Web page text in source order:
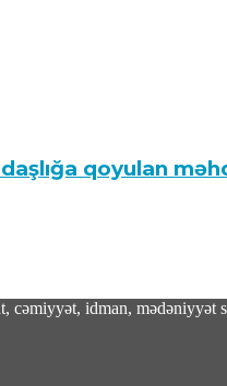
qoyulan
saxtakarlığa
idman, mədəniyyət